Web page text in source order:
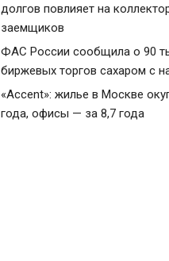
долгов повлияет на
заемщиков
ФАС России сообщила о 90
биржевых торгов сахаром с
«Accent»: жилье в Москве
года, офисы — за 8,7 года